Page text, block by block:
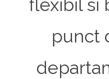
flexibil si
punct